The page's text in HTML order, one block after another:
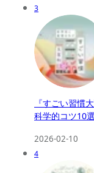
3
『すごい習慣
科学的コツ10選
2026-02-10
4